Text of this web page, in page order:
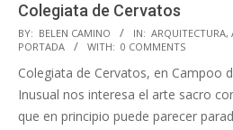
Colegiata de Cervatos
2018-
11-
11
BY: BELEN CAMINO IN: ARQUITECTURA,
PORTADA
WITH: 0 COMMENTS
Colegiata de Cervatos, en Campoo
Inusual nos interesa el arte sacro
que en principio puede parecer